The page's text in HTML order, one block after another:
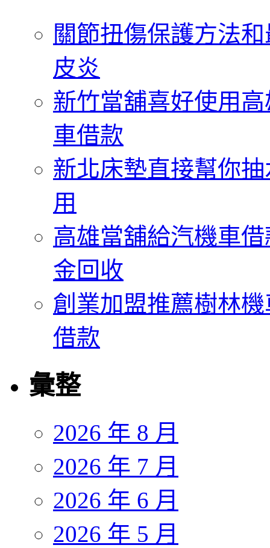
關節扭傷保護方法
皮炎
新竹當舖喜好使用
車借款
新北床墊直接幫你
用
高雄當舖給汽機車
金回收
創業加盟推薦樹林
借款
彙整
2026 年 8 月
2026 年 7 月
2026 年 6 月
2026 年 5 月